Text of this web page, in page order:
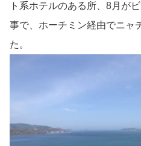
ト系ホテルのある所、8月が
事で、ホーチミン経由でニャ
た。